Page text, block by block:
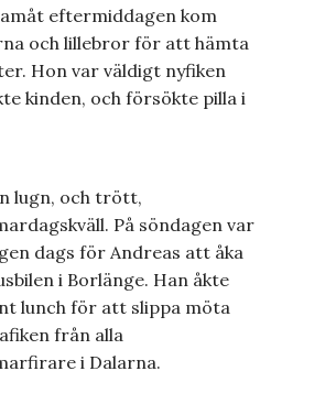
eftermiddagen kom
och lillebror för att hämta
Hon var väldigt nyfiken
kinden, och försökte pilla i
lugn, och trött,
På söndagen var
dags för Andreas att åka
i Borlänge. Han åkte
lunch för att slippa möta
från alla
i Dalarna.